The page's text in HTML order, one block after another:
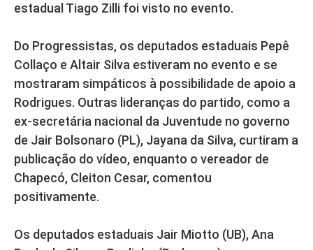
estadual Tiago Zilli foi visto no evento.
Do Progressistas, os deputados estaduais Pepê
Collaço e Altair Silva estiveram no evento e se
mostraram simpáticos à possibilidade de apoio a
Rodrigues. Outras lideranças do partido, como a
ex-secretária nacional da Juventude no governo
de Jair Bolsonaro (PL), Jayana da Silva, curtiram a
publicação do vídeo, enquanto o vereador de
Chapecó, Cleiton Cesar, comentou
positivamente.
Os deputados estaduais Jair Miotto (UB), Ana